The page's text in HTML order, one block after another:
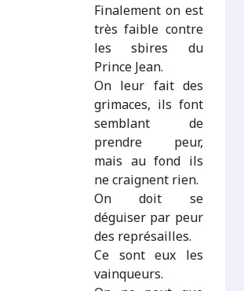
Finalement on est
très faible contre
les sbires du
Prince Jean.
On leur fait des
grimaces, ils font
semblant de
prendre peur,
mais au fond ils
ne craignent rien.
On doit se
déguiser par peur
des représailles.
Ce sont eux les
vainqueurs.